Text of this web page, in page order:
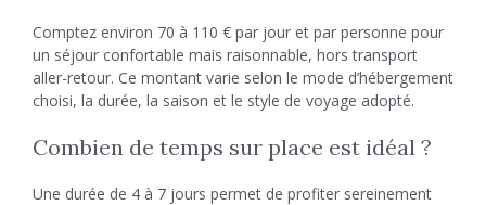
Comptez environ 70 à 110 € par jour et par personne pour
un séjour confortable mais raisonnable, hors transport
aller-retour. Ce montant varie selon le mode d’hébergement
choisi, la durée, la saison et le style de voyage adopté.
Combien de temps sur place est idéal ?
Une durée de 4 à 7 jours permet de profiter sereinement